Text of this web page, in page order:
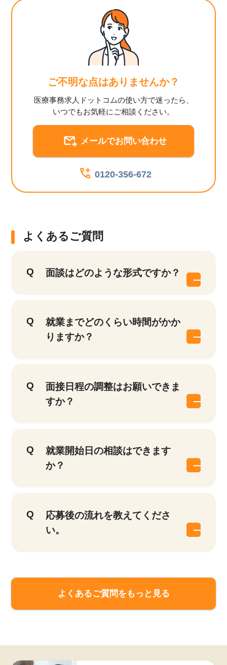
ご不明な点はありませんか？
医療事務求人ドットコムの使い方で迷ったら、
いつでもお気軽にご相談ください。
メールでお問い合わせ
0120-356-672
よくあるご質問
面談はどのような形式ですか？
就業までどのくらい時間がかか
りますか？
面接日程の調整はお願いできま
すか？
就業開始日の相談はできます
か？
応募後の流れを教えてくださ
い。
よくあるご質問をもっと見る